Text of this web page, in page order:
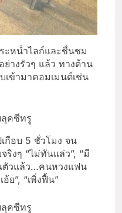
ะหน่ำไลก์และชื่นชม
างรัวๆ แล้ว ทางด้าน
ข้ามาคอมเมนต์เช่น
กือบ 5 ชั่วโมง จน
ริงๆ “ไม่ทันแล่ว”, “มี
ตัวแล้ว…คนหวงแฟน
ย”, “เพิ่งฟื้น”